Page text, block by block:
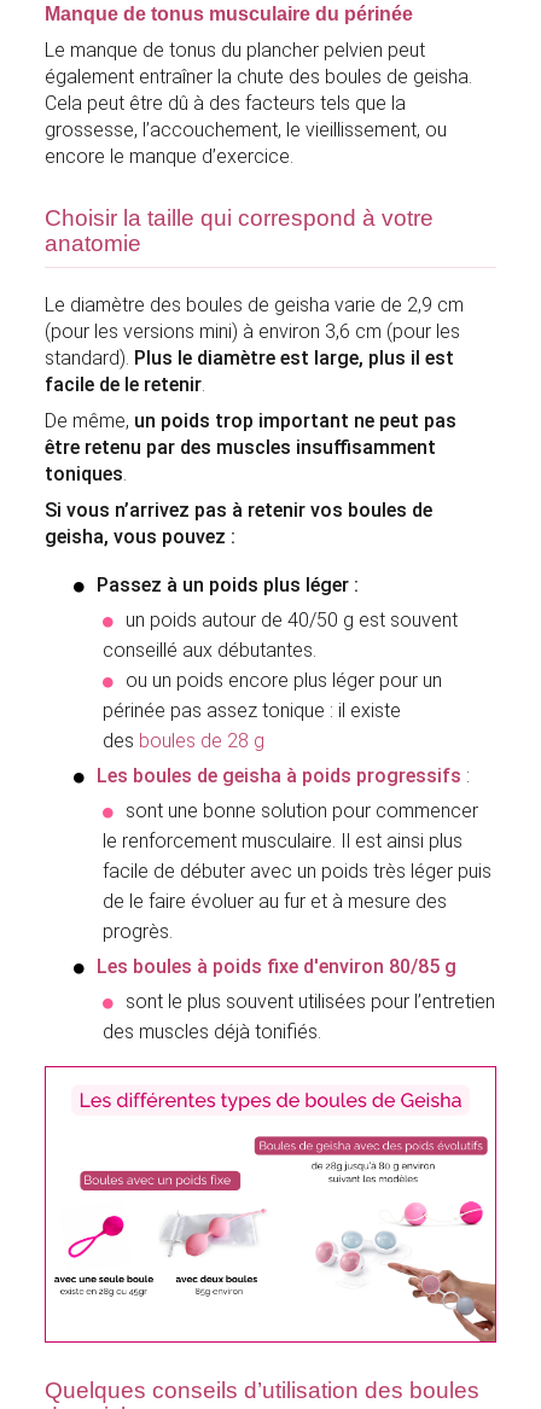
Manque de tonus musculaire du périnée
Le manque de tonus du plancher pelvien peut
également entraîner la chute des boules de geisha.
Cela peut être dû à des facteurs tels que la
grossesse, l’accouchement, le vieillissement, ou
encore le manque d’exercice.
Choisir la taille qui correspond à votre
anatomie
Le diamètre des boules de geisha varie de 2,9 cm
(pour les versions mini) à environ 3,6 cm (pour les
standard). Plus le diamètre est large, plus il est
facile de le retenir
De même, un poids trop important ne peut pas
être retenu par des muscles insuffisamment
toniques
Si vous n’arrivez pas à retenir vos boules de
geisha, vous pouvez :
Passez à un poids plus léger :
un poids autour de 40/50 g est souvent
conseillé aux débutantes.
ou un poids encore plus léger pour un
périnée pas assez tonique : il existe
des boules de 28 g
Les boules de geisha à poids progressifs :
sont une bonne solution pour commencer
le renforcement musculaire. Il est ainsi plus
facile de débuter avec un poids très léger puis
de le faire évoluer au fur et à mesure des
progrès.
Les boules à poids fixe d'environ 80/85 g
sont le plus souvent utilisées pour l’entretien
des muscles déjà tonifiés.
Quelques conseils d’utilisation des boules